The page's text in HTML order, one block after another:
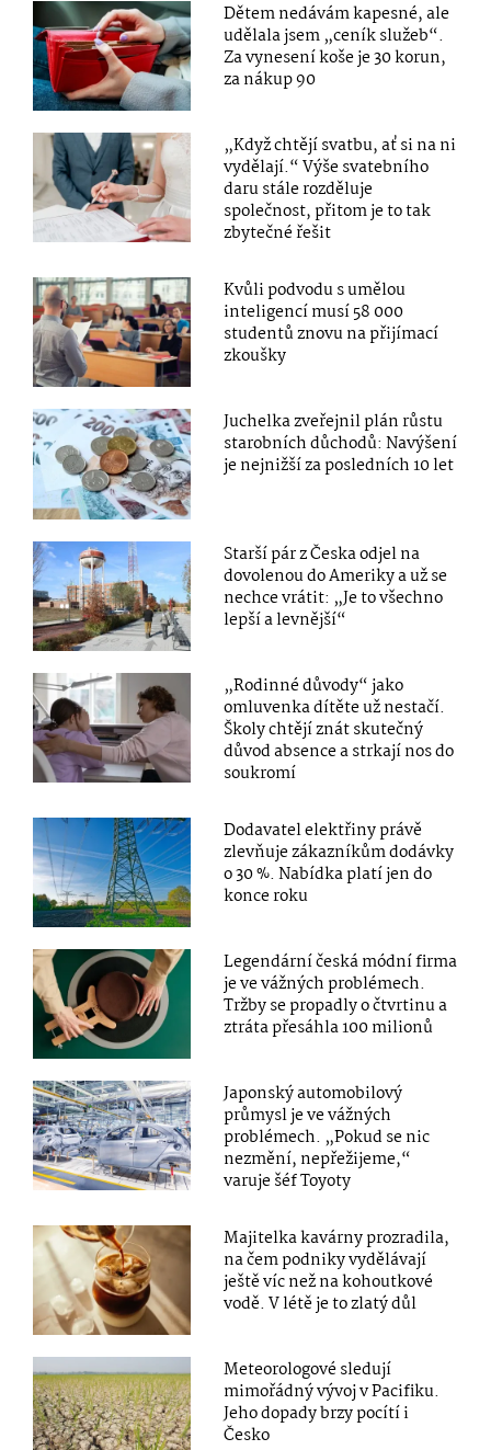
Dětem nedávám kapesné, ale
udělala jsem „ceník služeb“.
Za vynesení koše je 30 korun,
za nákup 90
„Když chtějí svatbu, ať si na ni
vydělají.“ Výše svatebního
daru stále rozděluje
společnost, přitom je to tak
zbytečné řešit
Kvůli podvodu s umělou
inteligencí musí 58 000
studentů znovu na přijímací
zkoušky
Juchelka zveřejnil plán růstu
starobních důchodů: Navýšení
je nejnižší za posledních 10 let
Starší pár z Česka odjel na
dovolenou do Ameriky a už se
nechce vrátit: „Je to všechno
lepší a levnější“
„Rodinné důvody“ jako
omluvenka dítěte už nestačí.
Školy chtějí znát skutečný
důvod absence a strkají nos do
soukromí
Dodavatel elektřiny právě
zlevňuje zákazníkům dodávky
o 30 %. Nabídka platí jen do
konce roku
Legendární česká módní firma
je ve vážných problémech.
Tržby se propadly o čtvrtinu a
ztráta přesáhla 100 milionů
Japonský automobilový
průmysl je ve vážných
problémech. „Pokud se nic
nezmění, nepřežijeme,“
varuje šéf Toyoty
Majitelka kavárny prozradila,
na čem podniky vydělávají
ještě víc než na kohoutkové
vodě. V létě je to zlatý důl
Meteorologové sledují
mimořádný vývoj v Pacifiku.
Jeho dopady brzy pocítí i
Česko